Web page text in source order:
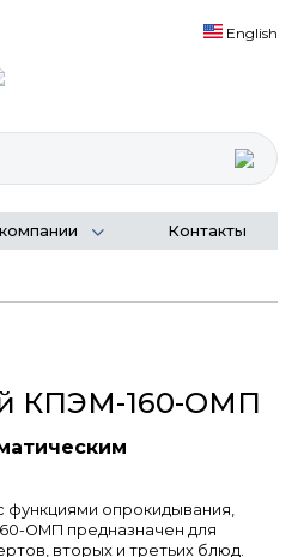
English
Контакты
КПЭМ-160-ОМП
функциями опрокидывания,
ОМП предназначен для
вторых и третьих блюд.